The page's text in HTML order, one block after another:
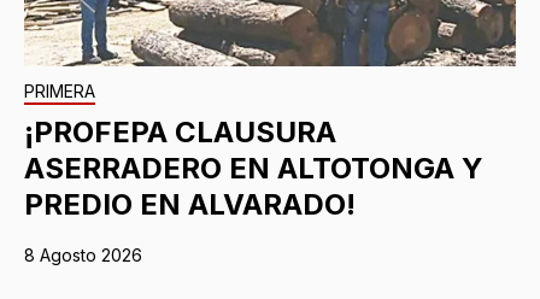
PRIMERA
¡PROFEPA CLAUSURA
ASERRADERO EN ALTOTONGA Y
PREDIO EN ALVARADO!
8 Agosto 2026